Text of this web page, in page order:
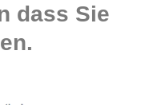
dass Sie